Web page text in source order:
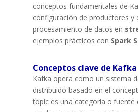
conceptos fundamentales de
configuración de productores y
procesamiento de datos en
ejemplos prácticos con Spark
Conceptos clave de Kafka
Kafka opera como un sistema
distribuido basado en el
topic es una categoría o fuente